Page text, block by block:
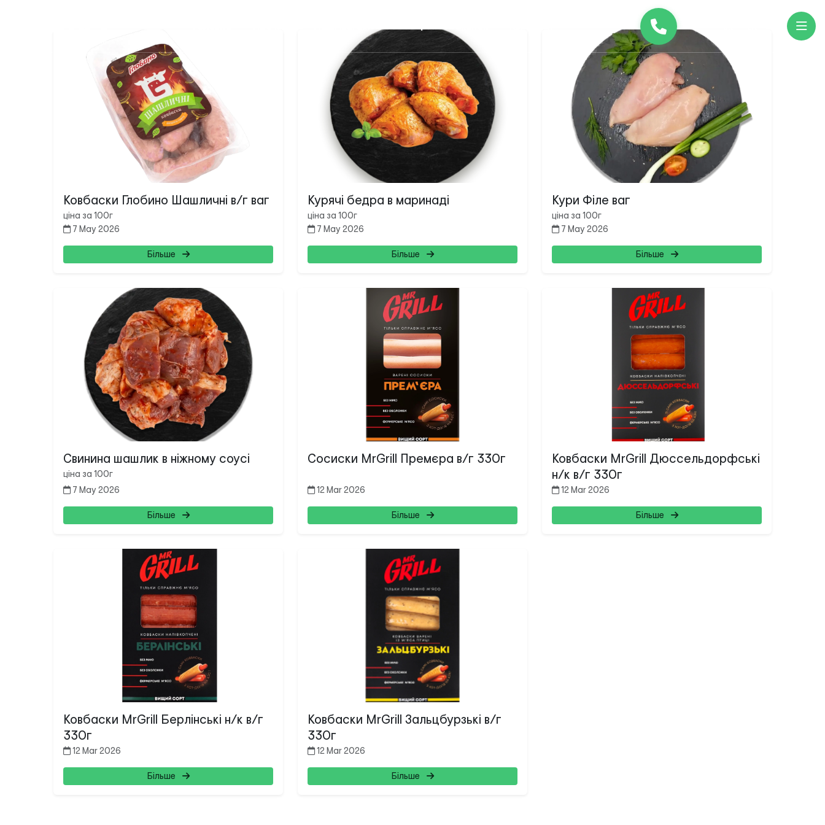
Search
for:
Ковбаски Глобино Шашличні в/г ваг
ціна за 100г
7 May 2026
Більше
Курячі бедра в маринаді
ціна за 100г
7 May 2026
Більше
Кури Філе ваг
ціна за 100г
7 May 2026
Більше
Свинина шашлик в ніжному соусі
ціна за 100г
7 May 2026
Більше
Сосиски MrGrill Премєра в/г 330г
12 Mar 2026
Більше
Ковбаски MrGrill Дюссельдорфські
н/к в/г 330г
12 Mar 2026
Більше
Ковбаски MrGrill Берлінські н/к в/г
330г
12 Mar 2026
Більше
Ковбаски MrGrill Зальцбурзькі в/г
330г
12 Mar 2026
Більше